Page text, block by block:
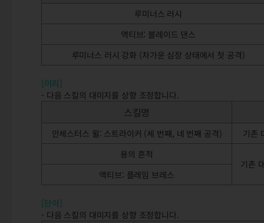
루미너스 러시
액티브: 블레이드 댄스
루미너스 러시 강화 (차가운 심장 상태에서 첫 공격)
[미리]
- 다음 스킬의 대미지를 상향 조정합니다.
스킬명
안세스터스 윌: 스트라이커 (세 번째, 네 번째 공격)
기존
용의 흔적
기존
액티브: 플레임 브레스
[단아]
- 다음 스킬의 대미지를 상향 조정합니다.